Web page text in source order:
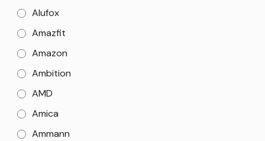
Alufox
Amazfit
Amazon
Ambition
AMD
Amica
Ammann